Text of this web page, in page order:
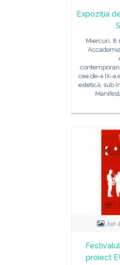
Expoziţia
Miercuri, 8
cea de-a IX-a
estetică, sub
proiect